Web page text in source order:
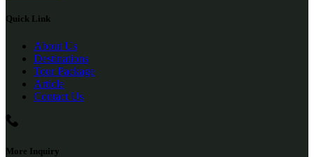
Quick Link
About Us
Destinations
Tour Package
Article
Contact Us
More Inquiry